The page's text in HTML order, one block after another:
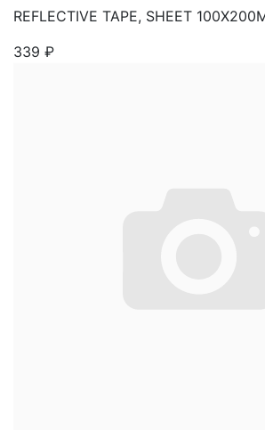
REFLECTIVE TAPE, SHEET
339 ₽